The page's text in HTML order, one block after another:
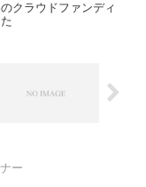
クラウドファンディ
ー